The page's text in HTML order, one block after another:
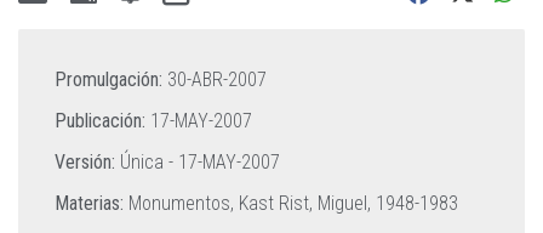
Promulgación: 30-ABR-2007
Publicación: 17-MAY-2007
Versión: Única - 17-MAY-2007
Materias: Monumentos, Kast Rist, Miguel, 1948-1983